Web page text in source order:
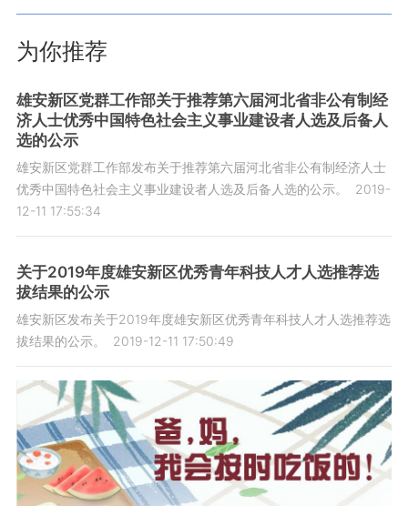
为你推荐
雄安新区党群工作部关于推荐第六届河北省非公有制经
济人士优秀中国特色社会主义事业建设者人选及后备人
选的公示
雄安新区党群工作部发布关于推荐第六届河北省非公有制经济人士
优秀中国特色社会主义事业建设者人选及后备人选的公示。
2019-
12-11 17:55:34
关于2019年度雄安新区优秀青年科技人才人选推荐选
拔结果的公示
雄安新区发布关于2019年度雄安新区优秀青年科技人才人选推荐选
拔结果的公示。
2019-12-11 17:50:49